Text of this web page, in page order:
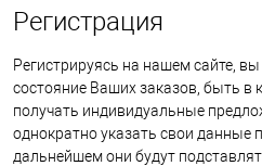
Регистрация
Регистрируясь на нашем сайте,
состояние Ваших заказов, быть в
получать индивидуальные
однократно указать свои данные
дальнейшем они будут